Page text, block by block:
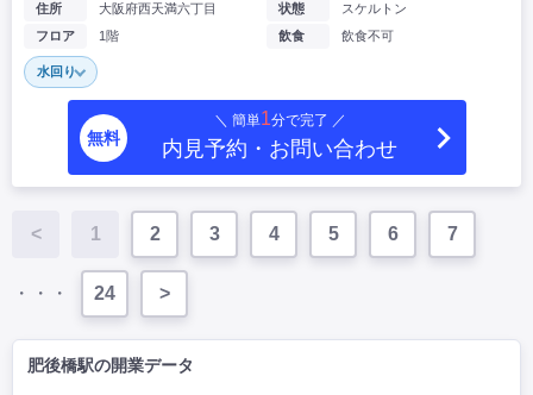
住所
大阪府西天満六丁目
フロア
1階
状態
スケルトン
飲食
飲食不可
水回り
無料
＼ 簡単1分で完了 ／
内見予約・お問い合わせ
< 1 2 3 4 5 6 7
・・・ 24 >
肥後橋駅の開業データ